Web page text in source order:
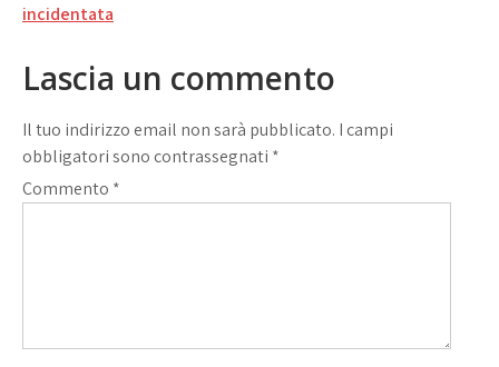
incidentata
Lascia un commento
Il tuo indirizzo email non sarà pubblicato. I campi
obbligatori sono contrassegnati *
Commento *